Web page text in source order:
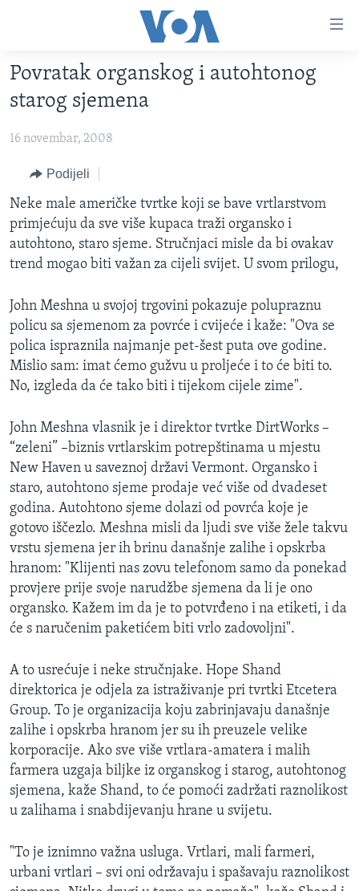
glavni
sadržaj
na
navigaciju
Idi
na
pretragu
FOTOGRAFIJE DANA
VIJESTI
SJEDINJENE AMERIČKE DRŽAVE
BOSNA I HERCEGOVINA
SVIJET
NAUKA I TEHNOLOGIJA
SPECIJALNI PROJEKTI
KORUPCIJA
ŽENSKA STRANA
IZBJEGLIČKA STRANA
MAGAZIN
Learning English
PRATITE NAS
Jezici
Povratak organskog i autohtonog
starog sjemena
16 novembar, 2008
Podijeli
Neke male američke tvrtke koji se bave vrtlarstvom
primjećuju da sve više kupaca traži organsko i
autohtono, staro sjeme. Stručnjaci misle da bi ovakav
trend mogao biti važan za cijeli svijet. U svom prilogu,
John Meshna u svojoj trgovini pokazuje polupraznu
policu sa sjemenom za povrće i cvijeće i kaže: "Ova se
polica ispraznila najmanje pet-šest puta ove godine.
Mislio sam: imat ćemo gužvu u proljeće i to će biti to.
No, izgleda da će tako biti i tijekom cijele zime".
John Meshna vlasnik je i direktor tvrtke DirtWorks –
“zeleni” –biznis vrtlarskim potrepštinama u mjestu
New Haven u saveznoj državi Vermont. Organsko i
staro, autohtono sjeme prodaje već više od dvadeset
godina. Autohtono sjeme dolazi od povrća koje je
gotovo iščezlo. Meshna misli da ljudi sve više žele takvu
vrstu sjemena jer ih brinu današnje zalihe i opskrba
hranom: "Klijenti nas zovu telefonom samo da ponekad
provjere prije svoje narudžbe sjemena da li je ono
organsko. Kažem im da je to potvrđeno i na etiketi, i da
će s naručenim paketićem biti vrlo zadovoljni".
A to usrećuje i neke stručnjake. Hope Shand
direktorica je odjela za istraživanje pri tvrtki Etcetera
Group. To je organizacija koju zabrinjavaju današnje
zalihe i opskrba hranom jer su ih preuzele velike
korporacije. Ako sve više vrtlara-amatera i malih
farmera uzgaja biljke iz organskog i starog, autohtonog
sjemena, kaže Shand, to će pomoći zadržati raznolikost
u zalihama i snabdijevanju hrane u svijetu.
"To je iznimno važna usluga. Vrtlari, mali farmeri,
urbani vrtlari – svi oni održavaju i spašavaju raznolikost